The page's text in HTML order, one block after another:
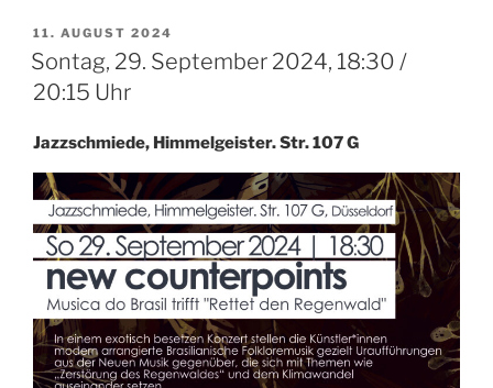
VERÖFFENTLICHT
AM
11. AUGUST 2024
Sontag, 29. September 2024, 18:30 /
20:15 Uhr
Jazzschmiede, Himmelgeister. Str. 107 G